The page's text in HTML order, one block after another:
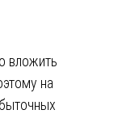
вложить
на